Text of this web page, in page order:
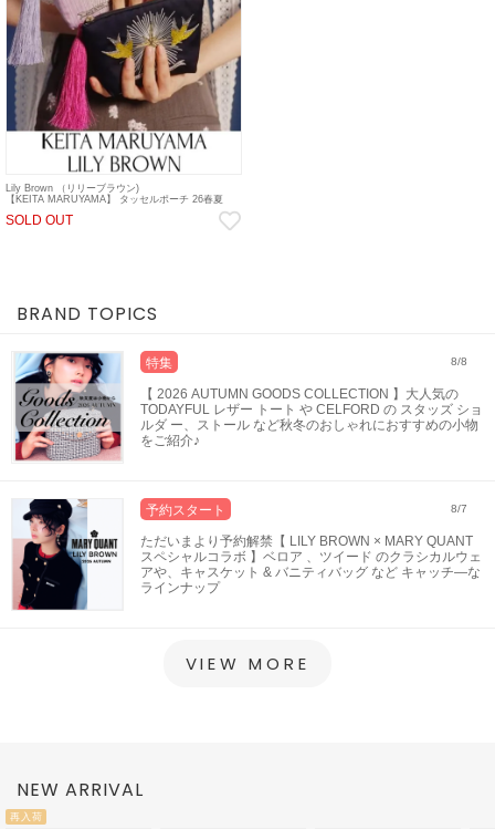
Lily Brown （リリーブラウン)
【KEITA MARUYAMA】 タッセルポーチ 26春夏
SOLD OUT
BRAND TOPICS
特集 8/8
【 2026 AUTUMN GOODS COLLECTION 】大人気の
TODAYFUL レザー トート や CELFORD の スタッズ ショ
ルダ ー、ストール など秋冬のおしゃれにおすすめの小物
をご紹介♪
予約スタート 8/7
ただいまより予約解禁【 LILY BROWN × MARY QUANT
スペシャルコラボ 】ベロア 、ツイード のクラシカルウェ
アや、キャスケット & バニティバッグ など キャッチ―な
ラインナップ
VIEW MORE
NEW ARRIVAL
再入荷